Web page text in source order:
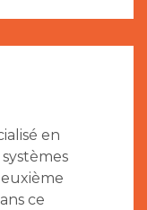
en
ce